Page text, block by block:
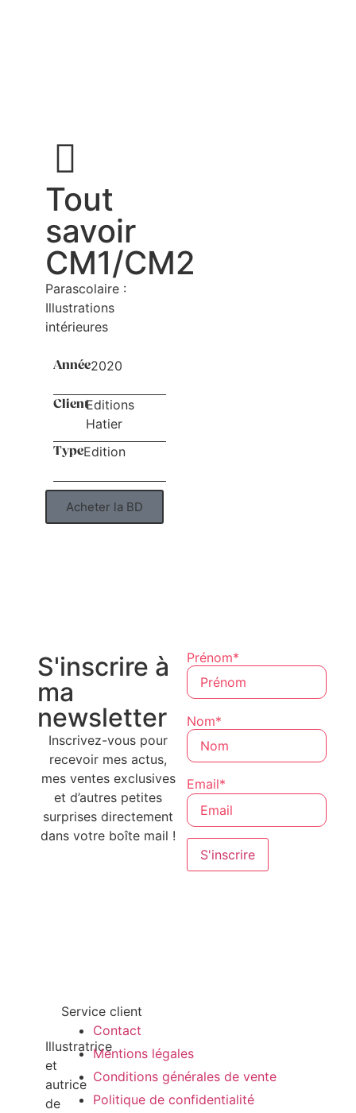
Tout
savoir
CM1/CM2
Parascolaire :
Illustrations
intérieures
Année2020
ClientEditions
Hatier
TypeEdition
Acheter la BD
S'inscrire à
ma
newsletter
Inscrivez-vous pour
recevoir mes actus,
mes ventes exclusives
et d’autres petites
surprises directement
dans votre boîte mail !
Prénom*
Nom*
Email*
Illustratrice
et
autrice
de
Service client
Contact
Mentions légales
Conditions générales de vente
Politique de confidentialité